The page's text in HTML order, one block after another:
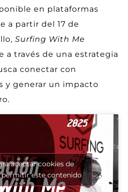
en plataformas
a partir del 17 de
Surfing With Me
a través de una estrategia
conectar con
y generar un impacto
aceptar cookies de
este contenido